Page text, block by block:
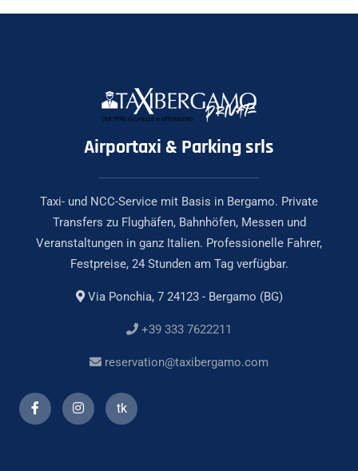
Airportaxi & Parking srls
Taxi- und NCC-Service mit Basis in Bergamo. Private
Transfers zu Flughäfen, Bahnhöfen, Messen und
Veranstaltungen in ganz Italien. Professionelle Fahrer,
Festpreise, 24 Stunden am Tag verfügbar.
Via Ponchia, 7 24123 - Bergamo (BG)
+39 333 7622211
reservation@taxibergamo.com
tk